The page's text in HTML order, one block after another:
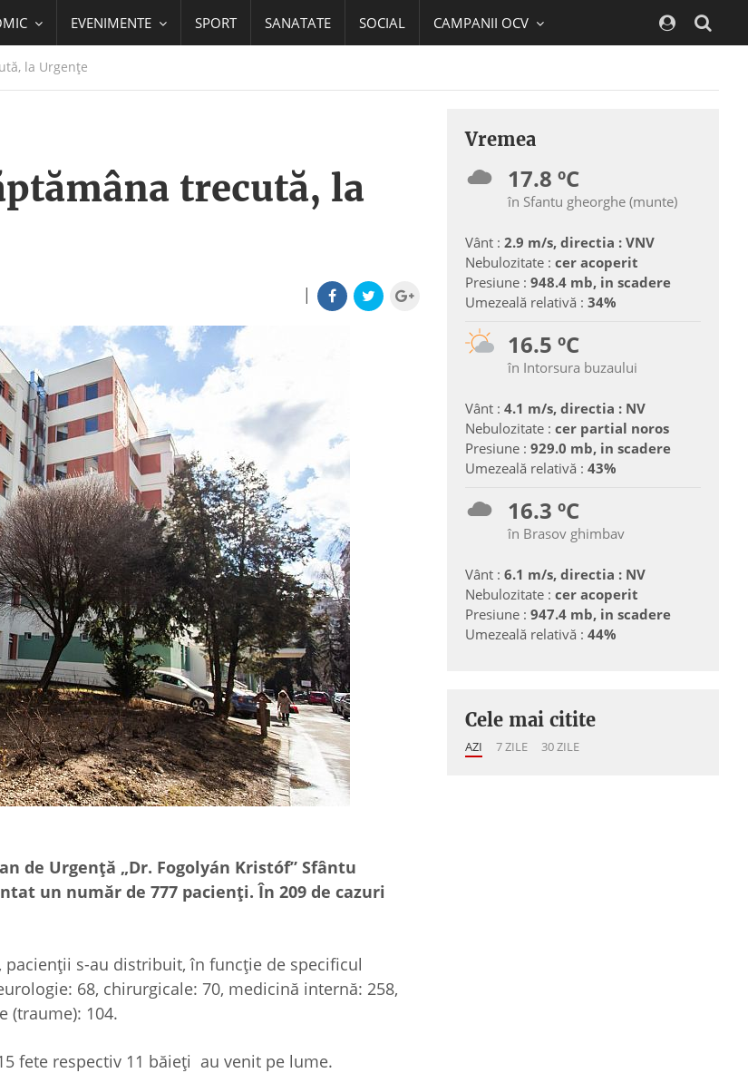
EVENIMENTE SPORT SANATATE SOCIAL CAMPANII OCV
la Urgențe
trecută, la
|
de Urgență „Dr. Fogolyán Kristóf” Sfântu
un număr de 777 pacienți. În 209 de cazuri
s-au distribuit, în funcție de specificul
68, chirurgicale: 70, medicină internă: 258,
(traume): 104.
fete respectiv 11 băieți au venit pe lume.
Vremea
17.8 ºC
în Sfantu gheorghe (munte)
Vânt : 2.9 m/s, directia : VNV
Nebulozitate : cer acoperit
Presiune : 948.4 mb, in scadere
Umezeală relativă : 34%
16.5 ºC
în Intorsura buzaului
Vânt : 4.1 m/s, directia : NV
Nebulozitate : cer partial noros
Presiune : 929.0 mb, in scadere
Umezeală relativă : 43%
16.3 ºC
în Brasov ghimbav
Vânt : 6.1 m/s, directia : NV
Nebulozitate : cer acoperit
Presiune : 947.4 mb, in scadere
Umezeală relativă : 44%
Cele mai citite
AZI 7 ZILE 30 ZILE